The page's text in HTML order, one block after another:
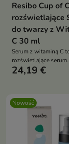
Resibo Cup of C
rozświetlające
do twarzy z
C 30 ml
Serum z witaminą C
rozświetlające serum
antyoksydacyjne na
poprawić jej koloryt
24,19 €
Nowość